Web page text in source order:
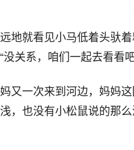
就看见小马低着头驮着
没关系，咱们一起去看看
一次来到河边，妈妈这
，也没有小松鼠说的那